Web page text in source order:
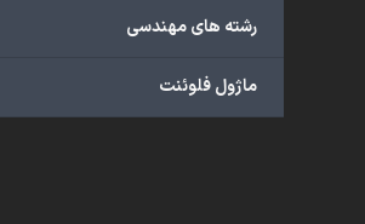
رشته های مهندسی
ماژول فلوئنت